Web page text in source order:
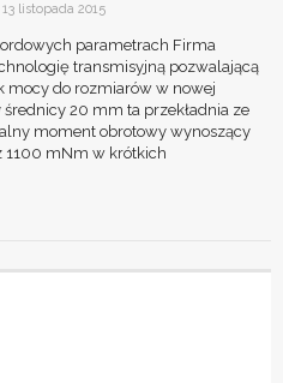
13 listopada 2015
parametrach Firma
transmisyjną pozwalającą
mocy do rozmiarów w nowej
20 mm ta przekładnia ze
moment obrotowy wynoszący
1100 mNm w krótkich